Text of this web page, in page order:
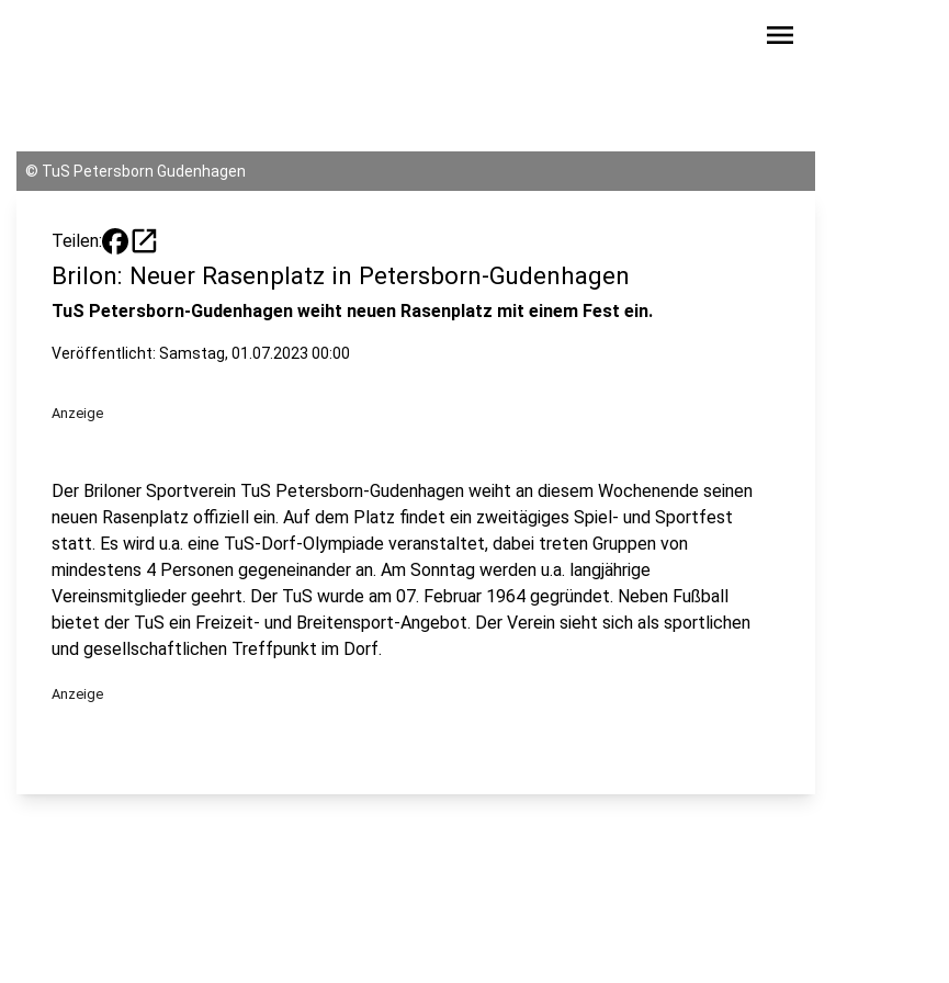
menu
© TuS Petersborn Gudenhagen
Teilen: open_in_new
Brilon: Neuer Rasenplatz in Petersborn-Gudenhagen
TuS Petersborn-Gudenhagen weiht neuen Rasenplatz mit einem Fest ein.
Veröffentlicht: Samstag, 01.07.2023 00:00
Anzeige
Der Briloner Sportverein TuS Petersborn-Gudenhagen weiht an diesem Wochenende seinen
neuen Rasenplatz offiziell ein. Auf dem Platz findet ein zweitägiges Spiel- und Sportfest
statt. Es wird u.a. eine TuS-Dorf-Olympiade veranstaltet, dabei treten Gruppen von
mindestens 4 Personen gegeneinander an. Am Sonntag werden u.a. langjährige
Vereinsmitglieder geehrt. Der TuS wurde am 07. Februar 1964 gegründet. Neben Fußball
bietet der TuS ein Freizeit- und Breitensport-Angebot. Der Verein sieht sich als sportlichen
und gesellschaftlichen Treffpunkt im Dorf.
Anzeige